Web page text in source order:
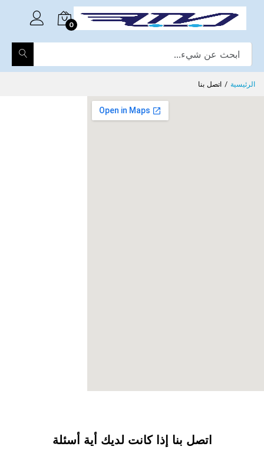
0
الرئيسية اتصل بنا
اتصل بنا إذا كانت لديك أية أسئلة